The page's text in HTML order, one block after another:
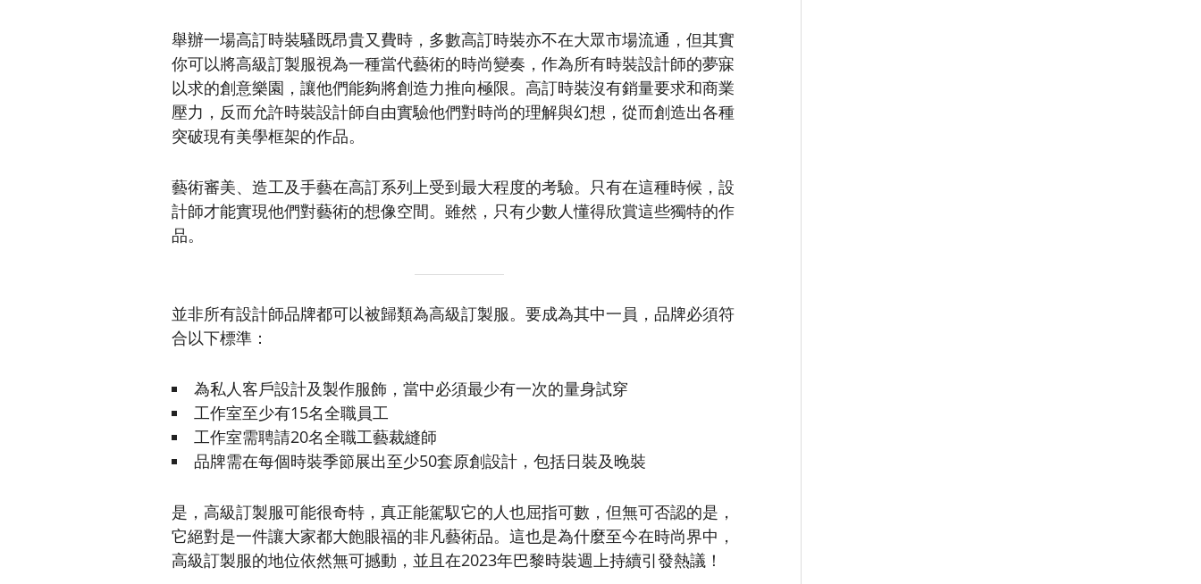
舉辦一場高訂時裝騷既昂貴又費時，多數高訂時裝亦不在大眾市場流通，但其實
你可以將高級訂製服視為一種當代藝術的時尚變奏，作為所有時裝設計師的夢寐
以求的創意樂園，讓他們能夠將創造力推向極限。高訂時裝沒有銷量要求和商業
壓力，反而允許時裝設計師自由實驗他們對時尚的理解與幻想，從而創造出各種
突破現有美學框架的作品。
藝術審美、造工及手藝在高訂系列上受到最大程度的考驗。只有在這種時候，設
計師才能實現他們對藝術的想像空間。雖然，只有少數人懂得欣賞這些獨特的作
品。
並非所有設計師品牌都可以被歸類為高級訂製服。要成為其中一員，品牌必須符
合以下標準：
為私人客戶設計及製作服飾，當中必須最少有一次的量身試穿
工作室至少有15名全職員工
工作室需聘請20名全職工藝裁縫師
品牌需在每個時裝季節展出至少50套原創設計，包括日裝及晚裝
是，高級訂製服可能很奇特，真正能駕馭它的人也屈指可數，但無可否認的是，
它絕對是一件讓大家都大飽眼福的非凡藝術品。這也是為什麼至今在時尚界中，
高級訂製服的地位依然無可撼動，並且在2023年巴黎時裝週上持續引發熱議！